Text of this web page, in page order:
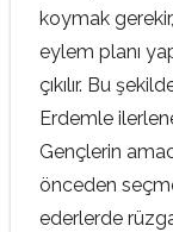
koymak
eylem planı
çıkılır. Bu
Erdemle
Gençlerin
önceden
ederlerde